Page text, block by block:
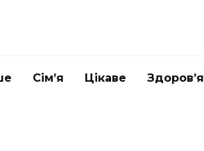
Сім’я Цікаве Здоров’я